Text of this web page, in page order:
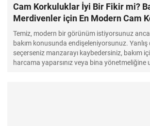
Cam Korkuluklar İyi Bir Fikir mi?
Merdivenler için En Modern Cam
Sistemi
Temiz, modern bir görünüm istiyorsunuz
bakım konusunda endişeleniyorsunuz.
seçerseniz manzarayı kaybedersiniz, bakım
harcama yaparsınız veya bina yönetmeliğine